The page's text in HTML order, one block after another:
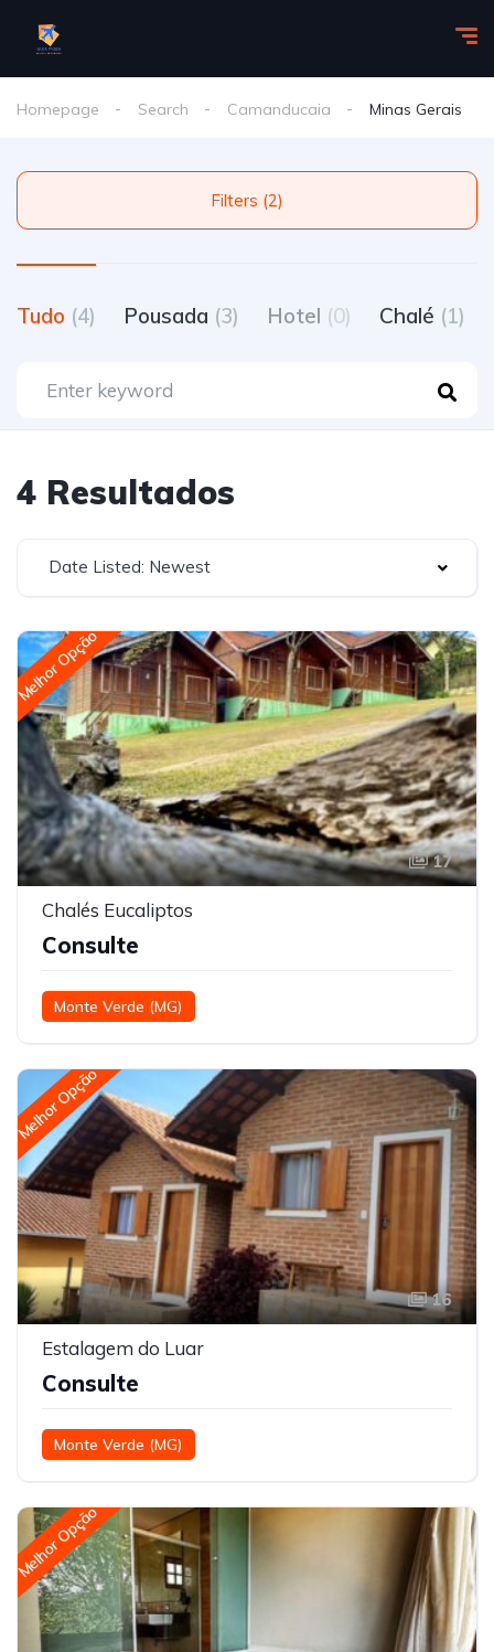
Homepage Search Camanducaia Minas Gerais
Filters (2)
Tudo (4) Pousada (3) Hotel (0) Chalé (1)
4 Resultados
Date Listed: Newest
Melhor Opção
17
Chalés Eucaliptos
Consulte
Monte Verde (MG)
Melhor Opção
16
Estalagem do Luar
Consulte
Monte Verde (MG)
Melhor Opção